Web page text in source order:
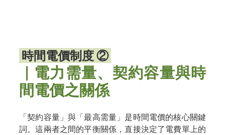
時間電價制度 ②
｜電力需量、契約容量與時
間電價之關係
「契約容量」與「最高需量」是時間電價的核心關鍵
詞。這兩者之間的平衡關係，直接決定了電費單上的